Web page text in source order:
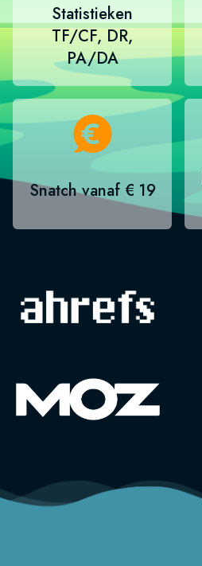
Statistieken
TF/CF, DR,
PA/DA
Snatch vanaf € 19